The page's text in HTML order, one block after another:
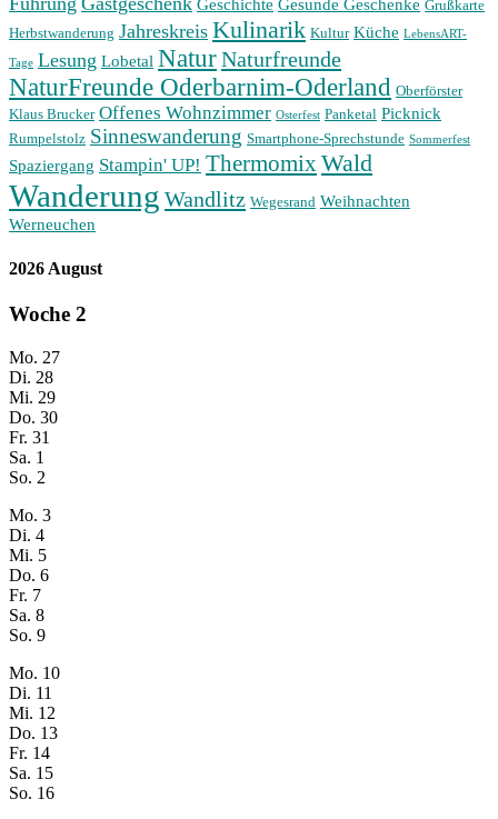
Geschichte Gesunde Geschenke Grußkarte
Herbstwanderung Jahreskreis Kulinarik Kultur Küche LebensART-
Tage Lesung Lobetal NaturNaturfreunde
NaturFreunde Oderbarnim-Oderland Oberförster
Klaus Brucker Offenes Wohnzimmer Osterfest Panketal Picknick
Rumpelstolz Sinneswanderung Smartphone-Sprechstunde Sommerfest
Spaziergang Stampin' UP! ThermomixWald
Wanderung Wandlitz Wegesrand Weihnachten
Werneuchen
2026 August
Woche 2
Mo. 27
Di. 28
Mi. 29
Do. 30
Fr. 31
Sa. 1
So. 2
Mo. 3
Di. 4
Mi. 5
Do. 6
Fr. 7
Sa. 8
So. 9
Mo. 10
Di. 11
Mi. 12
Do. 13
Fr. 14
Sa. 15
So. 16